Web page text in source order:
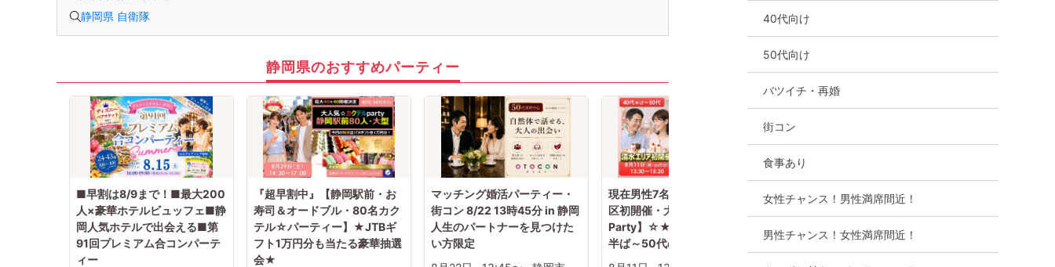
静岡県 自衛隊
静岡県のおすすめパーティー
■早割は8/9まで！■最大200
人×豪華ホテルビュッフェ■静
岡人気ホテルで出会える■第
91回プレミアム合コンパーテ
ィー
『超早割中』【静岡駅前・お
寿司＆オードブル・80名カク
テル☆パーティー】★JTBギ
フト1万円分も当たる豪華抽選
会★
マッチング婚活パーティー・
街コン 8/22 13時45分 in 静岡
人生のパートナーを見つけた
い方限定
現在男性7名×女性5名【清水
区初開催・大好評ケーキ
Party】☆★最大30名☆40代
半ば～50代の恋活イベント！
■最大30人！清水港の夜景を
を！■人気cafeビュッフェも
美味しい■オトナのプレミア
40代向け
50代向け
バツイチ・再婚
街コン
食事あり
女性チャンス！男性満席間近！
男性チャンス！女性満席間近！